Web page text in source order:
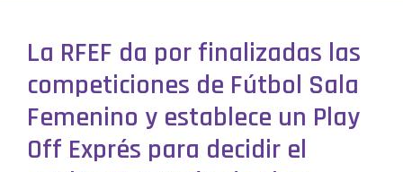
La RFEF da por finalizadas las
competiciones de Fútbol Sala
Femenino y establece un Play
Off Exprés para decidir el